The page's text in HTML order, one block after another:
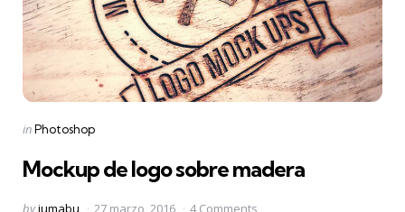
Categories
Posted
inPhotoshop
Mockup de logo sobre madera
Posted
byjumabu 27 marzo, 2016 4 Comments